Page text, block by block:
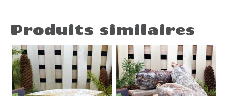
Produits similaires